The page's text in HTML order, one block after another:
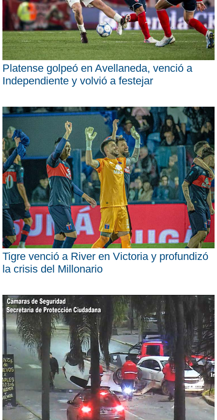
Platense golpeó en Avellaneda, venció a
Independiente y volvió a festejar
Tigre venció a River en Victoria y profundizó
la crisis del Millonario